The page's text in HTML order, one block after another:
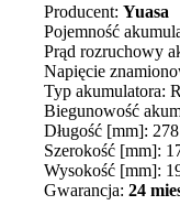
Producent: Yuasa
Pojemność
Prąd rozruchowy
Napięcie
Typ akumulatora:
Biegunowość
Długość [mm]: 278
Szerokość [mm]:
Wysokość [mm]:
Gwarancja: 24